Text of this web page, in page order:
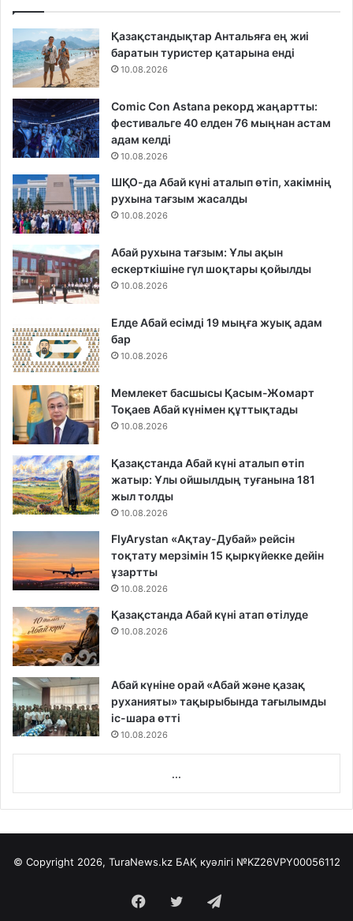
Қазақстандықтар Антальяға ең жиі
баратын туристер қатарына енді
10.08.2026
Comic Con Astana рекорд жаңартты:
фестивальге 40 елден 76 мыңнан астам
адам келді
10.08.2026
ШҚО-да Абай күні аталып өтіп, хакімнің
рухына тағзым жасалды
10.08.2026
Абай рухына тағзым: Ұлы ақын
ескерткішіне гүл шоқтары қойылды
10.08.2026
Елде Абай есімді 19 мыңға жуық адам
бар
10.08.2026
Мемлекет басшысы Қасым-Жомарт
Тоқаев Абай күнімен құттықтады
10.08.2026
Қазақстанда Абай күні аталып өтіп
жатыр: Ұлы ойшылдың туғанына 181
жыл толды
10.08.2026
FlyArystan «Ақтау-Дубай» рейсін
тоқтату мерзімін 15 қыркүйекке дейін
ұзартты
10.08.2026
Қазақстанда Абай күні атап өтілуде
10.08.2026
Абай күніне орай «Абай және қазақ
руханияты» тақырыбында тағылымды
іс-шара өтті
10.08.2026
...
© Copyright 2026, TuraNews.kz БАҚ куәлігі №KZ26VPY00056112
Facebook
Twitter